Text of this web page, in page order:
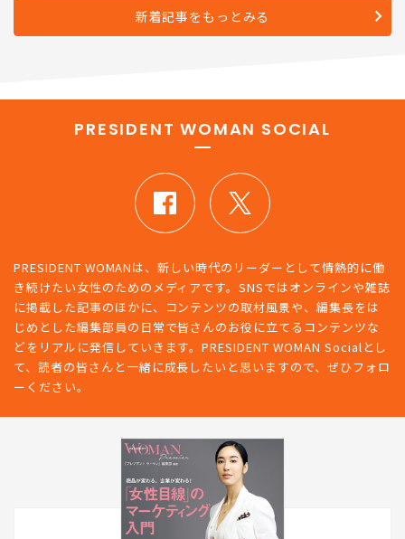
新着記事をもっとみる
PRESIDENT WOMAN SOCIAL
PRESIDENT WOMANは、新しい時代のリーダーとして情熱的に働
き続けたい女性のためのメディアです。SNSではオンラインや雑誌
に掲載した記事のほかに、コンテンツの取材風景や、編集長をは
じめとした編集部員の日常で皆さんのお役に立てるコンテンツな
どをリアルに発信していきます。PRESIDENT WOMAN Socialとし
て、読者の皆さんと一緒に成長したいと思いますので、ぜひフォロ
ーください。